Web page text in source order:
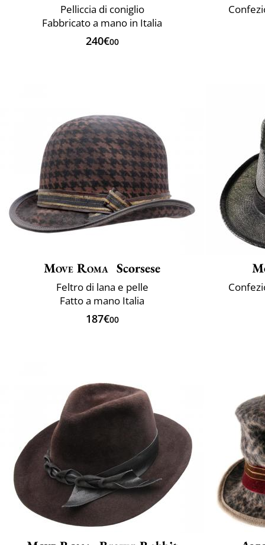
Pelliccia di coniglio
Fabbricato a mano in Italia
240€00
Move Roma Scorsese
Feltro di lana e pelle
Fatto a mano Italia
187€00